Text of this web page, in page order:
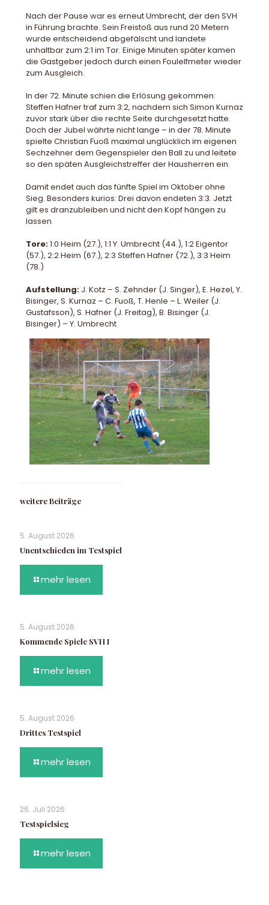
Nach der Pause war es erneut Umbrecht, der den SVH
in Führung brachte. Sein Freistoß aus rund 20 Metern
wurde entscheidend abgefälscht und landete
unhaltbar zum 2:1 im Tor. Einige Minuten später kamen
die Gastgeber jedoch durch einen Foulelfmeter wieder
zum Ausgleich.
In der 72. Minute schien die Erlösung gekommen:
Steffen Hafner traf zum 3:2, nachdem sich Simon Kurnaz
zuvor stark über die rechte Seite durchgesetzt hatte.
Doch der Jubel währte nicht lange – in der 78. Minute
spielte Christian Fuoß maximal unglücklich im eigenen
Sechzehner dem Gegenspieler den Ball zu und leitete
so den späten Ausgleichstreffer der Hausherren ein.
Damit endet auch das fünfte Spiel im Oktober ohne
Sieg. Besonders kurios: Drei davon endeten 3:3. Jetzt
gilt es dranzubleiben und nicht den Kopf hängen zu
lassen.
Tore:1:0 Heim (27.), 1:1 Y. Umbrecht (44.), 1:2 Eigentor
(57.), 2:2 Heim (67.), 2:3 Steffen Hafner (72.), 3:3 Heim
(78.)
Aufstellung: J. Kotz – S. Zehnder (J. Singer), E. Hezel, Y.
Bisinger, S. Kurnaz – C. Fuoß, T. Henle – L. Weiler (J.
Gustafsson), S. Hafner (J. Freitag), B. Bisinger (J.
Bisinger) – Y. Umbrecht
weitere Beiträge
5. August 2026
Unentschieden im Testspiel
mehr lesen
5. August 2026
Kommende Spiele SVH I
mehr lesen
5. August 2026
Drittes Testspiel
mehr lesen
26. Juli 2026
Testspielsieg
mehr lesen